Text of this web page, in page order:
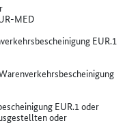
MED
EUR.1
EUR.1 oder
oder